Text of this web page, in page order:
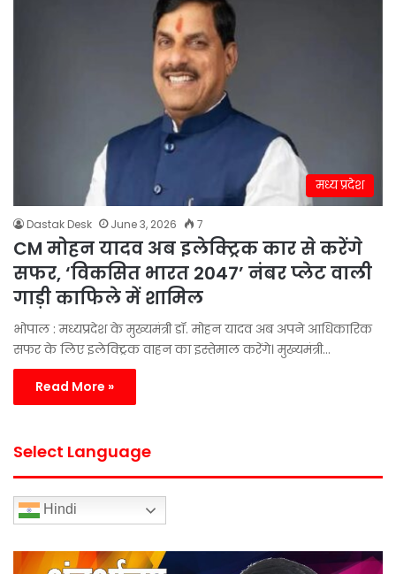
मध्य प्रदेश
Dastak Desk June 3, 2026 7
CM मोहन यादव अब इलेक्ट्रिक कार से करेंगे
सफर, ‘विकसित भारत 2047’ नंबर प्लेट वाली
गाड़ी काफिले में शामिल
भोपाल : मध्यप्रदेश के मुख्यमंत्री डॉ. मोहन यादव अब अपने आधिकारिक
सफर के लिए इलेक्ट्रिक वाहन का इस्तेमाल करेंगे। मुख्यमंत्री…
Read More »
Select Language
Hindi